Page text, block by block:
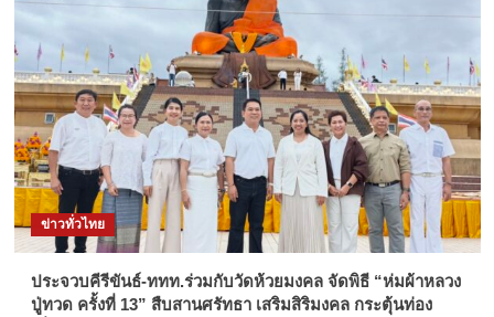
ข่าวทั่วไทย
ประจวบคีรีขันธ์-ททท.ร่วมกับวัดห้วยมงคล จัดพิธี “ห่มผ้าหลวง
ปู่ทวด ครั้งที่ 13” สืบสานศรัทธา เสริมสิริมงคล กระตุ้นท่อง